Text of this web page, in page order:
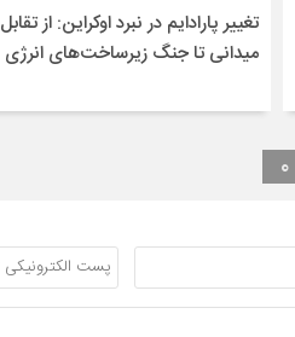
تغییر پارادایم در نبرد اوکراین: از تقابل
میدانی تا جنگ زیرساخت‌های انرژی